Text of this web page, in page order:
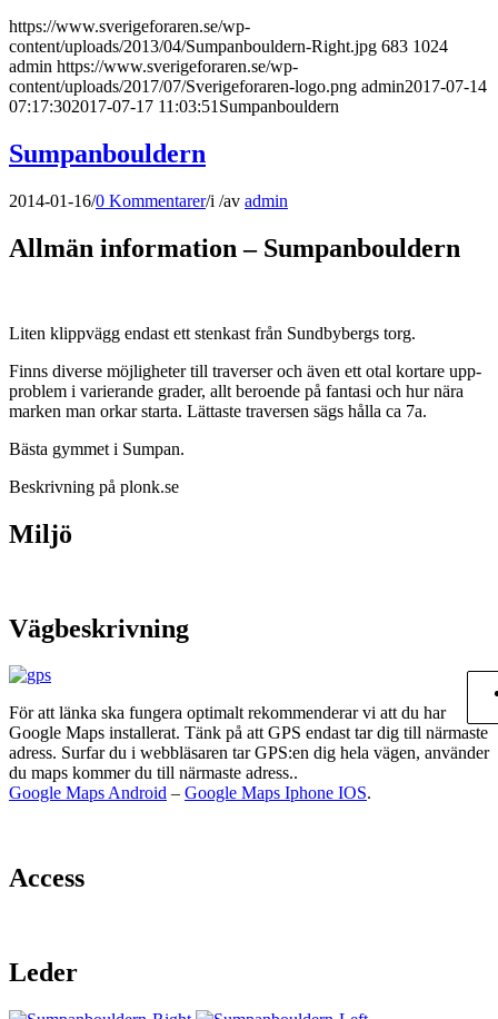
https://www.sverigeforaren.se/wp-
content/uploads/2013/04/Sumpanbouldern-Right.jpg 683 1024
admin https://www.sverigeforaren.se/wp-
content/uploads/2017/07/Sverigeforaren-logo.png admin2017-07-14
07:17:302017-07-17 11:03:51 Sumpanbouldern
Sumpanbouldern
2014-01-16/0 Kommentarer/i /av admin
Allmän information – Sumpanbouldern
Liten klippvägg endast ett stenkast från Sundbybergs torg.
Finns diverse möjligheter till traverser och även ett otal kortare upp-
problem i varierande grader, allt beroende på fantasi och hur nära
marken man orkar starta. Lättaste traversen sägs hålla ca 7a.
Bästa gymmet i Sumpan.
Beskrivning på plonk.se
Miljö
Vägbeskrivning
För att länka ska fungera optimalt rekommenderar vi att du har
Google Maps installerat. Tänk på att GPS endast tar dig till närmaste
adress. Surfar du i webbläsaren tar GPS:en dig hela vägen, använder
du maps kommer du till närmaste adress..
Google Maps Android – Google Maps Iphone IOS.
Access
Leder